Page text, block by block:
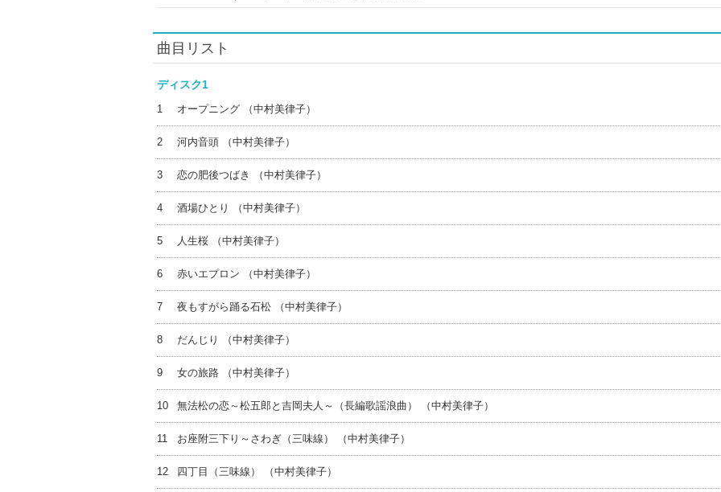
曲目リスト
ディスク1
1 オープニング （中村美律子）
2 河内音頭 （中村美律子）
3 恋の肥後つばき （中村美律子）
4 酒場ひとり （中村美律子）
5 人生桜 （中村美律子）
6 赤いエプロン （中村美律子）
7 夜もすがら踊る石松 （中村美律子）
8 だんじり （中村美律子）
9 女の旅路 （中村美律子）
10 無法松の恋～松五郎と吉岡夫人～（長編歌謡浪曲） （中村美律子）
11 お座附三下り～さわぎ（三味線） （中村美律子）
12 四丁目（三味線） （中村美律子）